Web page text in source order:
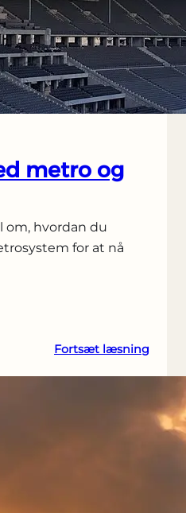
metro og
om, hvordan du
for at nå
Fortsæt læsning
du
til
OAKA